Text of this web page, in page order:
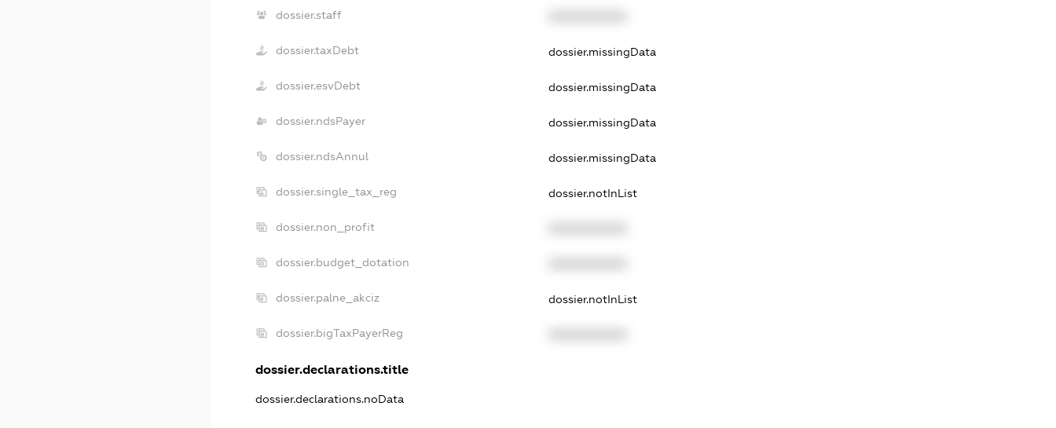
dossier.staff
dossier.taxDebt dossier.missingData
dossier.esvDebt dossier.missingData
dossier.ndsPayer dossier.missingData
dossier.ndsAnnul dossier.missingData
dossier.single_tax_reg dossier.notInList
dossier.non_profit
dossier.budget_dotation
dossier.palne_akciz dossier.notInList
dossier.bigTaxPayerReg
dossier.declarations.title
dossier.declarations.noData